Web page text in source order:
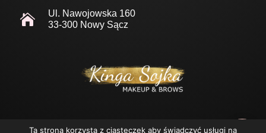
 Ul. Nawojowska 160
33-300 Nowy Sącz
Ta strona korzysta z ciasteczek aby świadczyć usługi na